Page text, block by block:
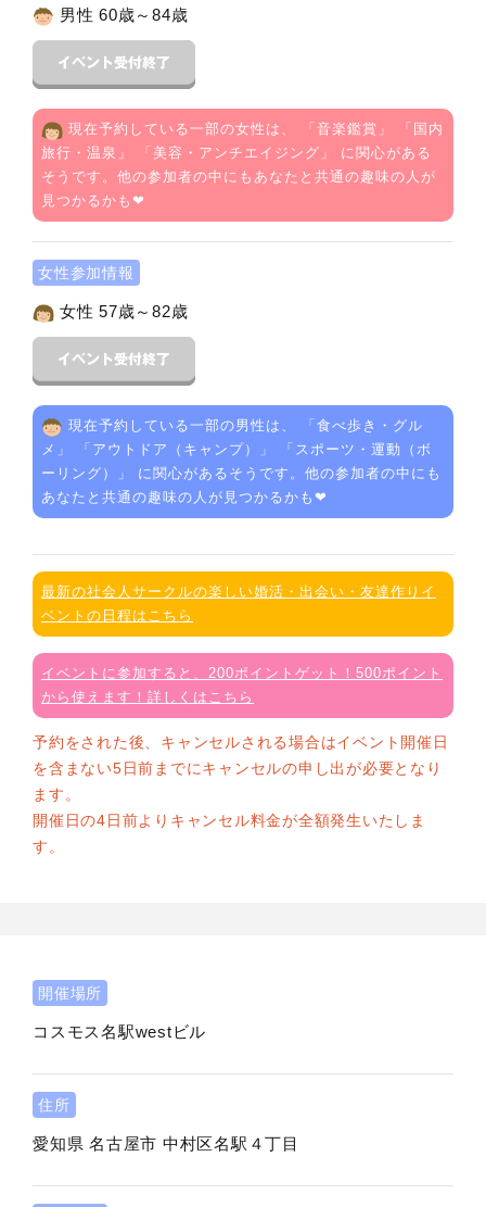
男性 60歳～84歳
現在予約している一部の女性は、 「 音楽鑑賞 」 「 国内
旅行・温泉 」 「 美容・アンチエイジング 」 に関心がある
そうです。他の参加者の中にもあなたと共通の趣味の人が
見つかるかも❤
女性参加情報
女性 57歳～82歳
現在予約している一部の男性は、 「 食べ歩き・グル
メ 」 「 アウトドア（キャンプ） 」 「 スポーツ・運動（ボ
ーリング）
」 に関心があるそうです。他の参加者の中にも
あなたと共通の趣味の人が見つかるかも❤
最新の社会人サークルの楽しい婚活・出会い・友達作りイ
ベントの日程はこちら
イベントに参加すると、200ポイントゲット！500ポイント
から使えます！詳しくはこちら
予約をされた後、キャンセルされる場合はイベント開催日
を含まない5日前までにキャンセルの申し出が必要となり
ます。
開催日の4日前よりキャンセル料金が全額発生いたしま
す。
開催場所
コスモス名駅westビル
住所
愛知県 名古屋市 中村区名駅４丁目